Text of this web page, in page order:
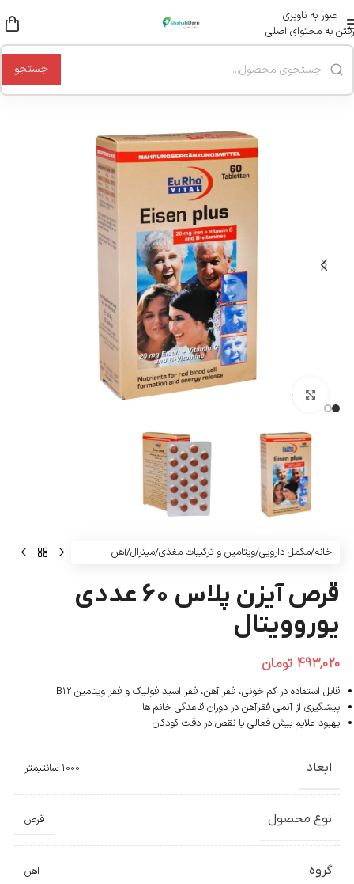
عبور به ناوبری
رفتن به محتوای اصلی
جستجو
بزرگنمایی تصویر
خانه/مکمل دارویی/ویتامین و ترکیبات مغذی/مینرال/آهن
قرص آیزن پلاس ۶۰ عددی
یوروویتال
۴۹۳,۰۲۰ تومان
قابل استفاده در کم خونی، فقر آهن، فقر اسید فولیک و فقر ویتامین B۱۲
پیشگیری از آنمی فقرآهن در دوران قاعدگی خانم ها
بهبود علایم بیش فعالی یا نقص در دقت کودکان
ابعاد 1000 سانتیمتر
نوع محصول قرص
گروه اهن